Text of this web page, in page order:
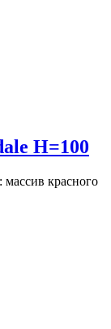
H=100
красного